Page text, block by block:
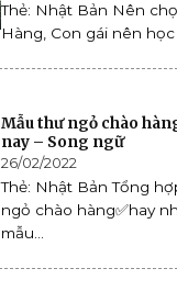
Thẻ: Nhật Bản Nên
Hàng, Con gái nên
Mẫu thư ngỏ chào
nay – Song ngữ
26/02/2022
Thẻ: Nhật Bản Tổng
ngỏ chào hàng✅hay
mẫu...